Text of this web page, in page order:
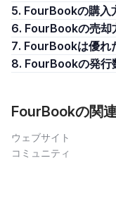
5. FourBookの購
6. FourBookの売
7. FourBookは優
8. FourBookの発
FourBookの関
ウェブサイト
コミュニティ